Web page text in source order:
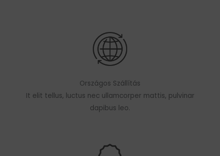
Országos Szállítás
It elit tellus, luctus nec ullamcorper mattis, pulvinar
dapibus leo.